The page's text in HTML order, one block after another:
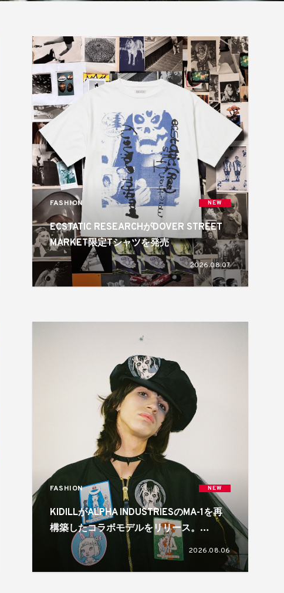
FASHION NEW
ECSTATIC RESEARCHがDOVER STREET
MARKET限定Tシャツを発売
2026.08.07
FASHION NEW
KIDILLがALPHA INDUSTRIESのMA-1を再
構築したコラボモデルをリリース。
HIZUMEとのトリプルコラボも展開
2026.08.06